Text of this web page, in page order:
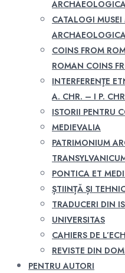
CATALOGI MUSEI
COINS FROM
ROMAN COINS
INTERFERENŢE
A. CHR. – I P.
ISTORII PENTRU
MEDIEVALIA
PATRIMONIUM
PONTICA ET
ȘTIINȚĂ ȘI
TRADUCERI DIN
UNIVERSITAS
CAHIERS DE
REVISTE DIN
PENTRU AUTORI